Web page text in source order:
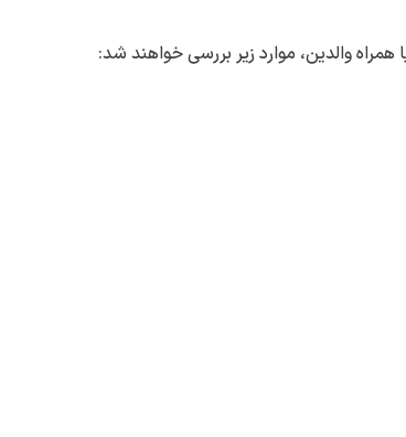
والدین، موارد زیر بررسی خواهند شد: